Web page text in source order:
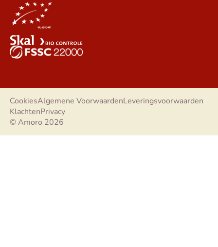
© Amoro 2026
CookiesAlgemene VoorwaardenLeveringsvoorwaarden
KlachtenPrivacy